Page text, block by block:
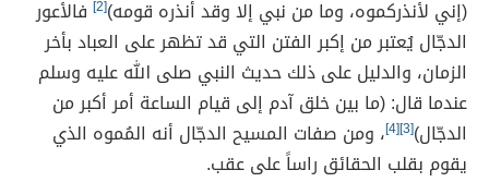
(إني لأنذركموه، وما من نبي إلا وقد أنذره قومه)[2]
فالأعور
الدجّال يُعتبر من إكبر الفتن التي قد تظهر على العباد بأخر
الزمان، والدليل على ذلك حديث النبي صلى الله عليه وسلم
عندما قال: (ما بين خلق آدم إلى قيام الساعة أمر أكبر من
الدجّال)[3]
[4] ، ومن صفات المسيح الدجّال أنه المُموه الذي
يقوم بقلب الحقائق راساً على عقب.